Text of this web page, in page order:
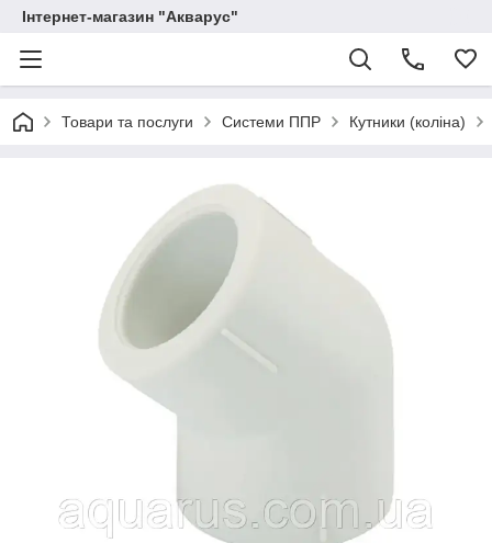
Інтернет-магазин "Акварус"
Товари та послуги Системи ППР Кутники (коліна)